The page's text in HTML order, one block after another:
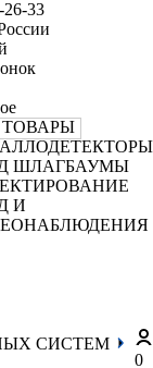
26-33
ТОВАРЫ
ШЛАГБАУМЫ
И
СИСТЕМ
0